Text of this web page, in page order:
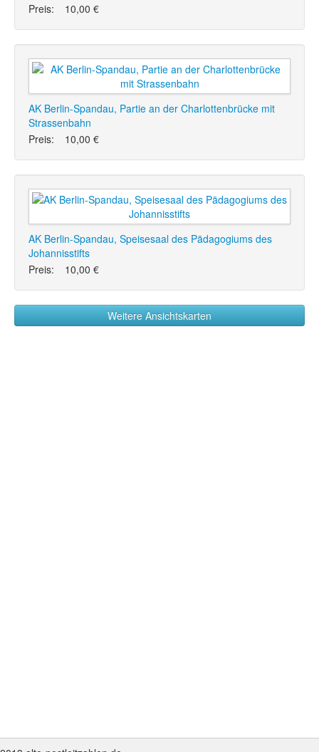
Preis:
10,00 €
AK Berlin-Spandau, Partie an der Charlottenbrücke mit
Strassenbahn
Preis:
10,00 €
AK Berlin-Spandau, Speisesaal des Pädagogiums des
Johannisstifts
Preis:
10,00 €
Weitere Ansichtskarten